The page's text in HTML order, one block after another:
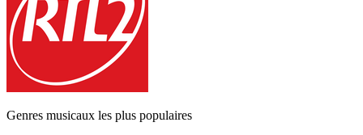
Genres musicaux les plus populaires